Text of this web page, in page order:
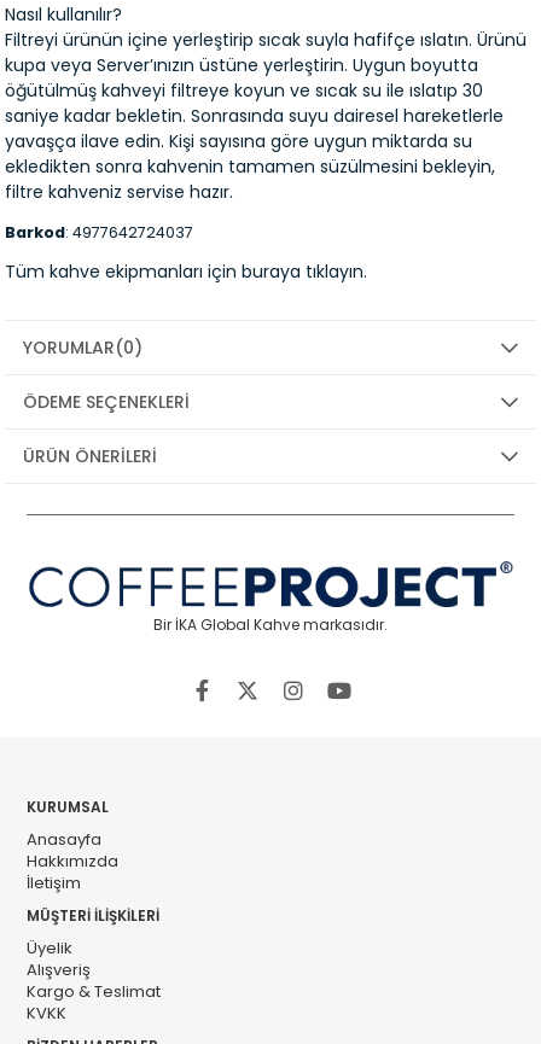
Nasıl kullanılır?
Filtreyi ürünün içine yerleştirip sıcak suyla hafifçe ıslatın. Ürünü
kupa veya Server’ınızın üstüne yerleştirin. Uygun boyutta
öğütülmüş kahveyi filtreye koyun ve sıcak su ile ıslatıp 30
saniye kadar bekletin. Sonrasında suyu dairesel hareketlerle
yavaşça ilave edin. Kişi sayısına göre uygun miktarda su
ekledikten sonra kahvenin tamamen süzülmesini bekleyin,
filtre kahveniz servise hazır.
Barkod: 4977642724037
Tüm kahve ekipmanları içinburaya tıklayın.
YORUMLAR(0)
ÖDEME SEÇENEKLERI
ÜRÜN ÖNERILERI
Bir İKA Global Kahve markasıdır.
KURUMSAL
Anasayfa
Hakkımızda
İletişim
MÜŞTERİ İLİŞKİLERİ
Üyelik
Alışveriş
Kargo & Teslimat
KVKK